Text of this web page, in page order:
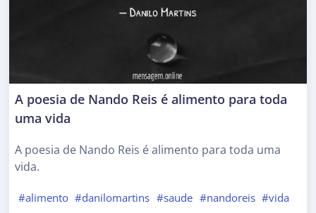
A poesia de Nando Reis é alimento para toda
uma vida
A poesia de Nando Reis é alimento para toda uma
vida.
#alimento #danilomartins #saude #nandoreis #vida